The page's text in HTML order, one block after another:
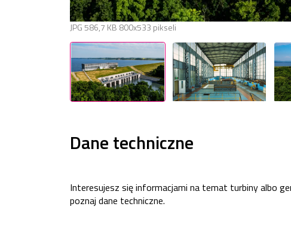
JPG586,7 KB 800x533 pikseli
Dane techniczne
Interesujesz się informacjami na temat turbiny albo
poznaj dane techniczne.